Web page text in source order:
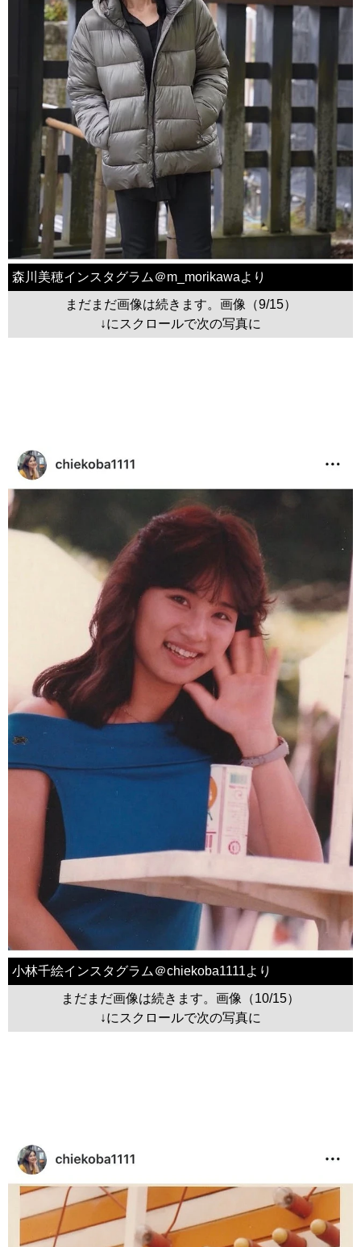
森川美穂インスタグラム＠m_morikawaより
まだまだ画像は続きます。画像（9/15）
↓にスクロールで次の写真に
小林千絵インスタグラム＠chiekoba1111より
まだまだ画像は続きます。画像（10/15）
↓にスクロールで次の写真に